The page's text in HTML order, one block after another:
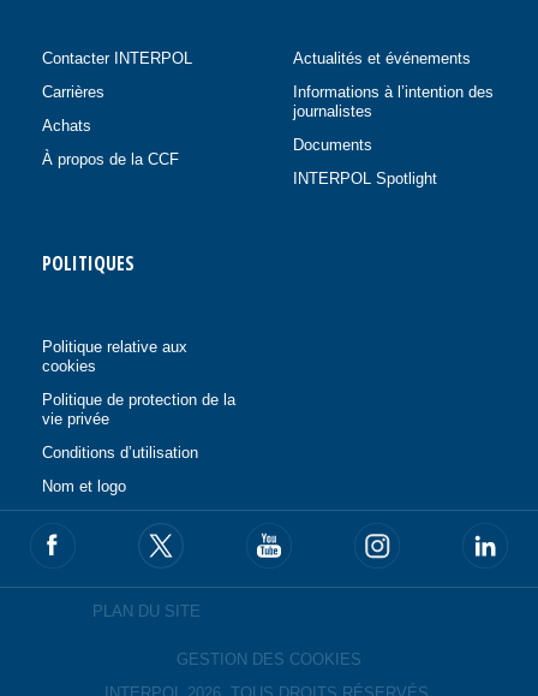
Contacter INTERPOL
Carrières
Achats
À propos de la CCF
Actualités et événements
Informations à l’intention des
journalistes
Documents
INTERPOL Spotlight
POLITIQUES
Politique relative aux
cookies
Politique de protection de la
vie privée
Conditions d’utilisation
Nom et logo
PLAN DU SITE
GESTION DES COOKIES